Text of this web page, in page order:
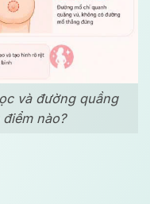
và đường quầng
nào?